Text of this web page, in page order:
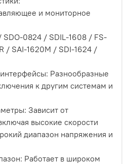
и мониторное
0824 / SDIL-1608 / FS-
/ SAI-1620M / SDI-1624 /
Разнообразные
к другим системам и
Зависит от
высокие скорости
диапазон напряжения и
Работает в широком